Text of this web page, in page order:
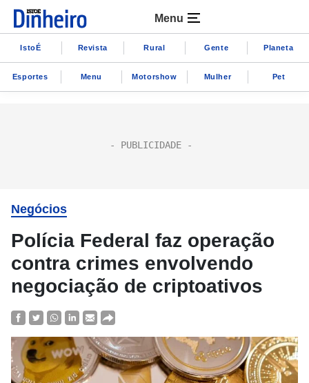
Menu
IstoÉ Revista Rural Gente Planeta
Esportes Menu Motorshow Mulher Pet
Negócios
Polícia Federal faz operação
contra crimes envolvendo
negociação de criptoativos